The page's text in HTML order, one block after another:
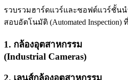
รวบรวมฮาร์ดแวร์และซอฟต์แวร์ชั้นน
สอบอัตโนมัติ (Automated
1. กล้องอุตสาหกรรม
(Industrial Cameras)
2. เลนส์กล้องอุตสาหกรรม